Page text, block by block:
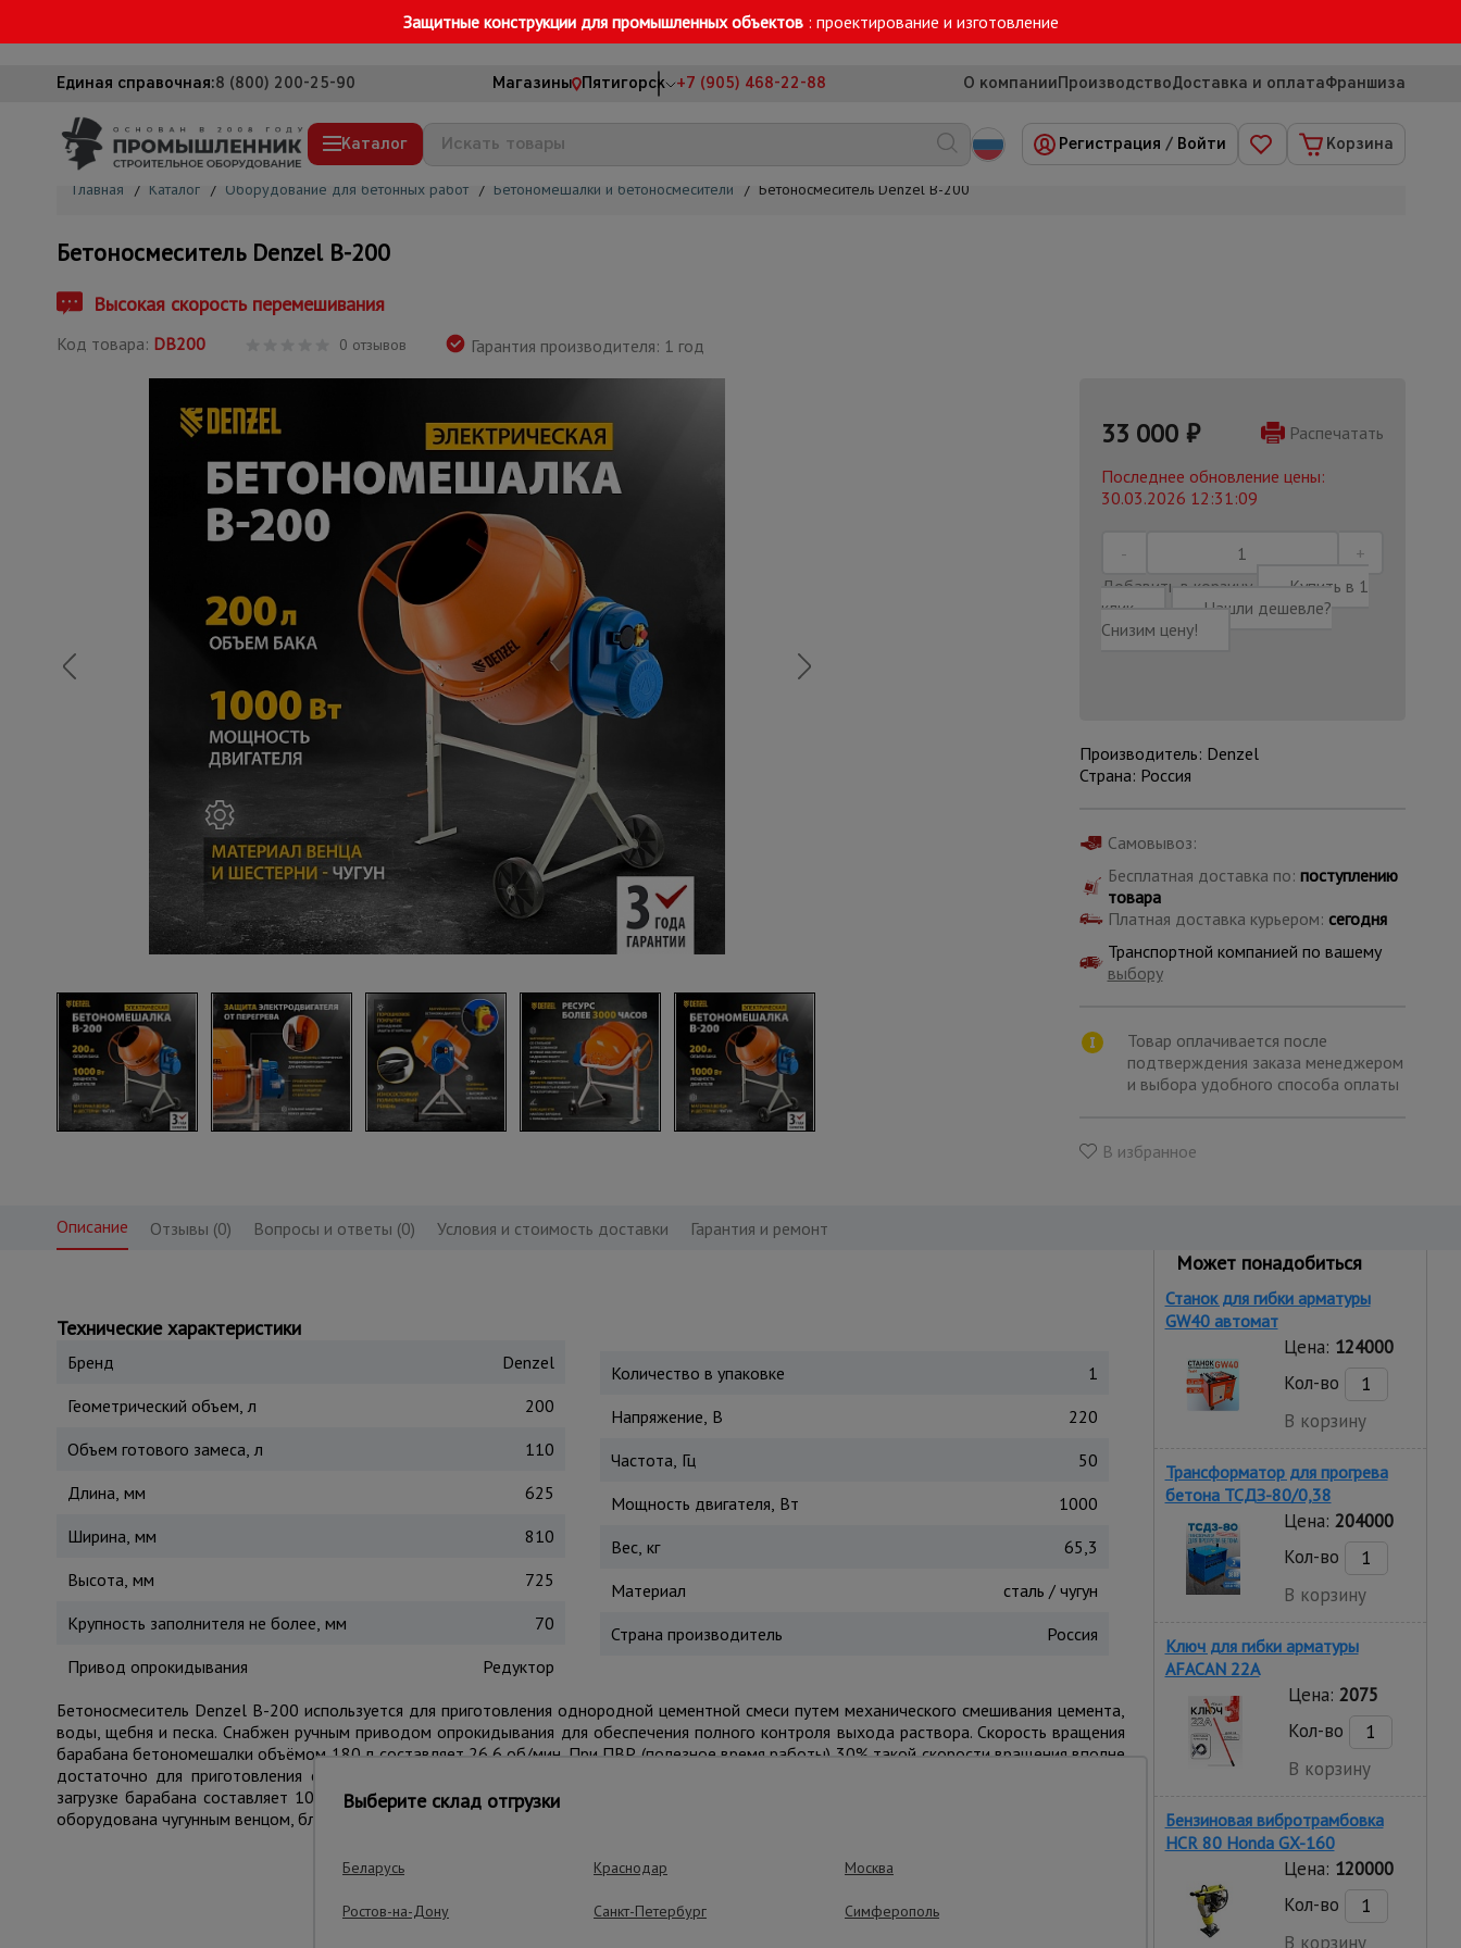
Защитные конструкции для промышленных объектов : проектирование и изготовление
Единая справочная:8 (800) 200-25-90 Магазины Пятигорск +7 (905) 468-22-88 О компанииПроизводствоДоставка и оплатаФраншиза
Каталог
Вышки-туры
Сетка, тенты, брезенты
Грузоподъемное оборудование
Мусоропровод строительный
Фанера ламинированная
Опалубка
Вибротехника для строительства
Оборудование для работы с арматурой
Оборудование для бетонных работ
Тачки строительные и садовые
Лестницы и стремянки
Штукатурные комплекты
Сварочные аппараты
Тепловые пушки
Металл и металлообработка
всех
Регистрация / Войти Корзина
Главная / Каталог / Оборудование для бетонных работ / Бетономешалки и бетоносмесители / Бетоносмеситель Denzel В-200
Бетоносмеситель Denzel В-200
Высокая скорость перемешивания
Код товара: DB200 0 отзывов Гарантия производителя: 1 год
33 000 ₽
Распечатать
Последнее обновление цены:
30.03.2026 12:31:09
Добавить в корзину
Купить в 1
клик
Нашли дешевле?
Снизим цену!
Производитель: Denzel
Страна: Россия
Самовывоз:
Бесплатная доставка по: поступлению
товара
Платная доставка курьером: сегодня
Транспортной компанией по вашему
выбору
Товар оплачивается после
подтверждения заказа менеджером
и выбора удобного способа оплаты
В избранное
Описание Отзывы (0) Вопросы и ответы (0) Условия и стоимость доставки Гарантия и ремонт
Технические характеристики
Бренд
Denzel
Геометрический объем, л
200
Объем готового замеса, л
110
Длина, мм
625
Ширина, мм
810
Высота, мм
725
Крупность заполнителя не более, мм
70
Привод опрокидывания
Редуктор
Количество в упаковке
1
Напряжение, В
220
Частота, Гц
50
Мощность двигателя, Вт
1000
Вес, кг
65,3
Материал
сталь / чугун
Страна производитель
Россия
Бетоносмеситель Denzel B-200 используется для приготовления однородной цементной смеси путем механического смешивания цемента,
воды, щебня и песка. Снабжен ручным приводом опрокидывания для обеспечения полного контроля выхода раствора. Скорость вращения
барабана бетономешалки объёмом 180 л составляет 26,6 об/мин. При ПВР (полезное время работы) 30% такой скорости вращения вполне
достаточно для приготовления смеси в выделенный временной интервал. Потребляемая мощность бетономешалки при максимальной
загрузке барабана составляет 1000 Вт. Защитный кожух предотвращает попадание инертных материалов на двигатель. Бетономешалка
оборудована чугунным венцом, благодаря которому имеет высокий ресурс.
Важные преимущества – эффективная работа
Может понадобиться
Станок для гибки арматуры
GW40 автомат
Цена: 124000
Кол-во
В корзину
Трансформатор для прогрева
бетона ТСДЗ-80/0,38
Цена: 204000
Кол-во
В корзину
Ключ для гибки арматуры
AFACAN 22A
Цена: 2075
Кол-во
В корзину
Бензиновая вибротрамбовка
HCR 80 Honda GX-160
Цена: 120000
Кол-во
В корзину
Выберите склад отгрузки
Беларусь Краснодар Москва
Ростов-на-Дону Санкт-Петербург Симферополь